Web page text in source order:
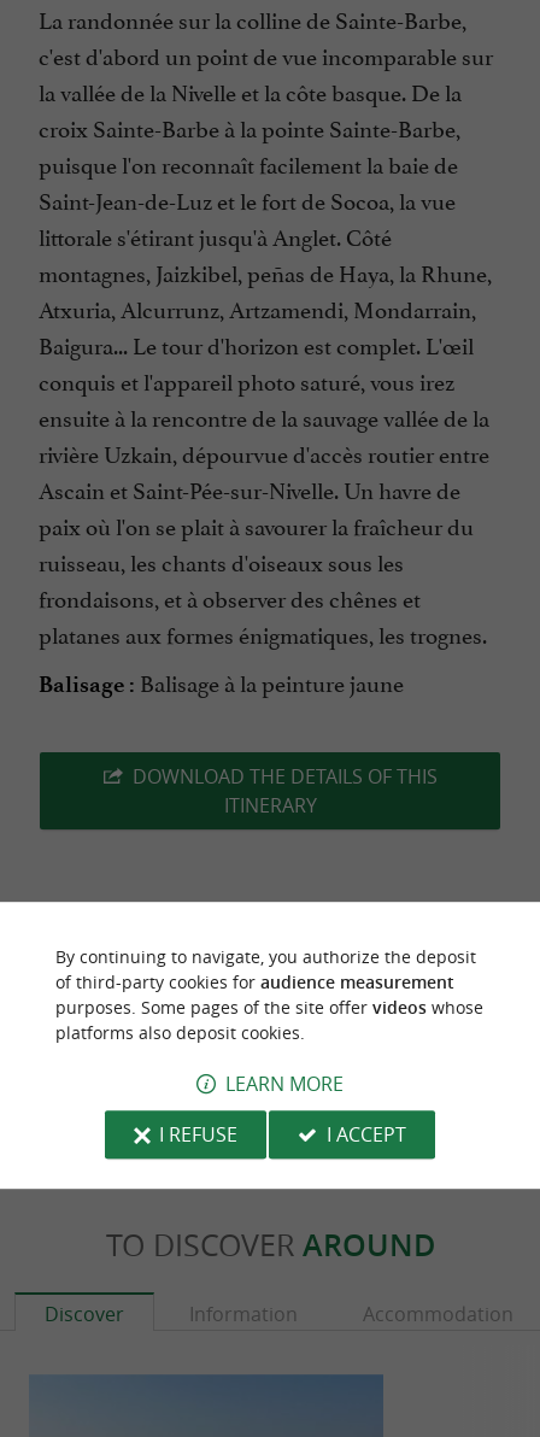
La randonnée sur la colline de Sainte-Barbe,
c'est d'abord un point de vue incomparable sur
la vallée de la Nivelle et la côte basque. De la
croix Sainte-Barbe à la pointe Sainte-Barbe,
puisque l'on reconnaît facilement la baie de
Saint-Jean-de-Luz et le fort de Socoa, la vue
littorale s'étirant jusqu'à Anglet. Côté
montagnes, Jaizkibel, peñas de Haya, la Rhune,
Atxuria, Alcurrunz, Artzamendi, Mondarrain,
Baigura... Le tour d'horizon est complet. L'œil
conquis et l'appareil photo saturé, vous irez
ensuite à la rencontre de la sauvage vallée de la
rivière Uzkain, dépourvue d'accès routier entre
Ascain et Saint-Pée-sur-Nivelle. Un havre de
paix où l'on se plait à savourer la fraîcheur du
ruisseau, les chants d'oiseaux sous les
frondaisons, et à observer des chênes et
platanes aux formes énigmatiques, les trognes.
Balisage : Balisage à la peinture jaune
DOWNLOAD THE DETAILS OF THIS
ITINERARY
Source :Sirtaqui| Communauté d'Agglomération Pays
TO DISCOVER AROUND
Discover Information Accommodation
By continuing to navigate, you authorize the deposit
of third-party cookies for audience measurement
purposes. Some pages of the site offer videoswhose
platforms also deposit cookies.
LEARN MORE
I REFUSE
I ACCEPT